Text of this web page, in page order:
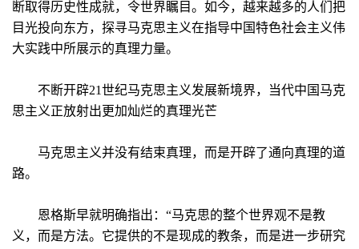
断取得历史性成就，令世界瞩目。如今，越来越多的人们把
目光投向东方，探寻马克思主义在指导中国特色社会主义伟
大实践中所展示的真理力量。
不断开辟21世纪马克思主义发展新境界，当代中国马克
思主义正放射出更加灿烂的真理光芒
马克思主义并没有结束真理，而是开辟了通向真理的道
路。
恩格斯早就明确指出：“马克思的整个世界观不是教
义，而是方法。它提供的不是现成的教条，而是进一步研究